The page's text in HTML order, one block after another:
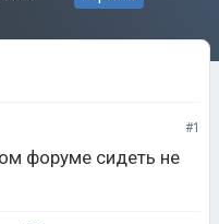
#1
форуме сидеть не